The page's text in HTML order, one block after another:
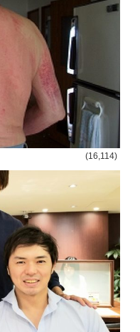
(16,114)